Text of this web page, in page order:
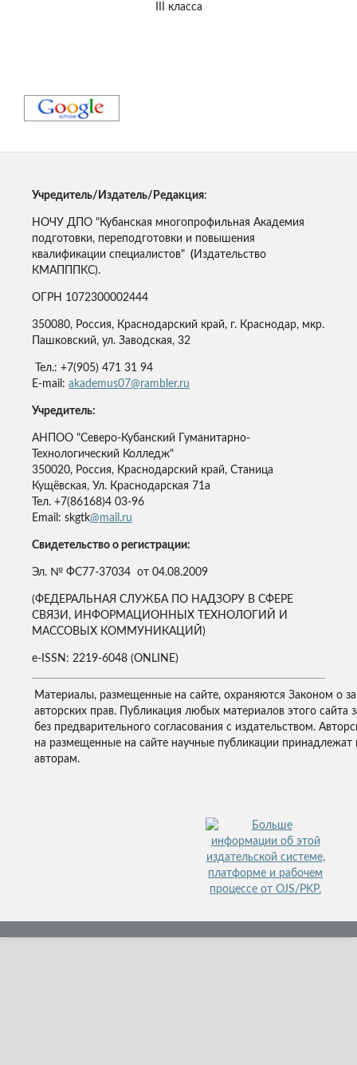
III класса
Учредитель/Издатель/Редакция:
НОЧУ ДПО "Кубанская многопрофильная Академия
подготовки, переподготовки и повышения
квалификации специалистов" (Издательство
КМАПППКС).
ОГРН 1072300002444
350080, Россия, Краснодарский край, г. Краснодар, мкр.
Пашковский, ул. Заводская, 32
Тел.: +7(905) 471 31 94
E-mail: akademus07@rambler.ru
Учредитель:
АНПОО "Северо-Кубанский Гуманитарно-
Технологический Колледж"
350020, Россия, Краснодарский край, Станица
Кущёвская, Ул. Краснодарская 71а
Тел. +7(86168)4 03-96
Email: skgtk@mail.ru
Свидетельство о регистрации:
Эл. № ФС77-37034 от 04.08.2009
(ФЕДЕРАЛЬНАЯ СЛУЖБА ПО НАДЗОРУ В СФЕРЕ
СВЯЗИ, ИНФОРМАЦИОННЫХ ТЕХНОЛОГИЙ И
МАССОВЫХ КОММУНИКАЦИЙ)
e-ISSN: 2219-6048 (ONLINE)
Материалы, размещенные на сайте, охраняются Законом о
авторских прав. Публикация любых материалов этого сайта
без предварительного согласования с издательством.
на размещенные на сайте научные публикации принадлежат
авторам.